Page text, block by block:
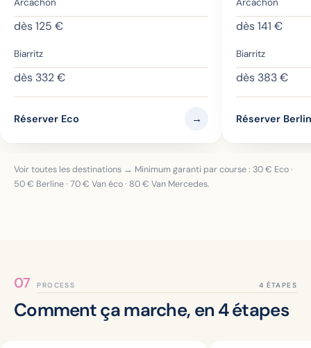
Arcachon
dès125 €
Biarritz
dès 332€
Réserver Eco →
Arcachon
dès141 €
Biarritz
dès 383€
Réserver
Voir toutes les destinations → Minimum garanti par course : 30€ Eco ·
50€ Berline · 70€ Van éco · 80€ Van Mercedes.
PROCESS
Comment ça marche, en 4 étapes